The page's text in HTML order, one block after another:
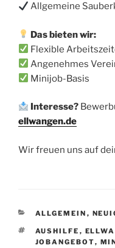
Allgemeine
Das bieten wir:
Flexible
Angenehmes
Minijob-Basis
Interesse?
ellwangen.de
Wir freuen uns auf
KATEGORIEN
ALLGEMEIN ,
SCHLAGWÖRTER
AUSHILFE ,
JOBANGEBOT,